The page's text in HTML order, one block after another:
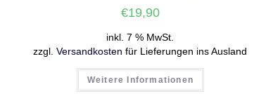
€19,90
inkl. 7 % MwSt.
zzgl.Versandkosten für Lieferungen ins Ausland
Weitere Informationen